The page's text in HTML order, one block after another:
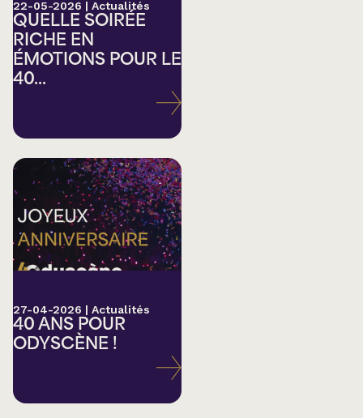
22-05-2026 | Actualités
QUELLE SOIRÉE
RICHE EN
ÉMOTIONS POUR LE
40...
27-04-2026 | Actualités
40 ANS POUR
ODYSCÈNE !